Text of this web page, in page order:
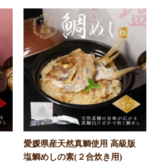
愛媛県産天然真鯛使用 高級版
塩鯛めしの素(２合炊き用)